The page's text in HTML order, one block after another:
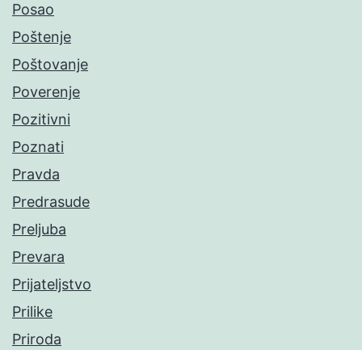
Posao
Poštenje
Poštovanje
Poverenje
Pozitivni
Poznati
Pravda
Predrasude
Preljuba
Prevara
Prijateljstvo
Prilike
Priroda